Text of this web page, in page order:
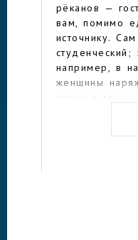
рёканов —
вам, помимо
источнику.
например, в
женщины
Из городских
Риссяку,